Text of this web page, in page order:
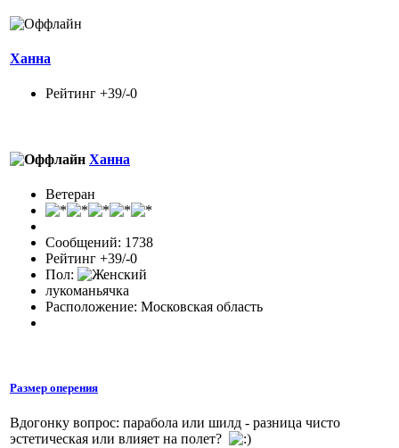
Ханна
Рейтинг +39/-0
Ханна
Ветеран
Сообщений: 1738
Рейтинг +39/-0
Пол:
лукоманьячка
Расположение: Московская область
Размер оперения
Вдогонку вопрос: парабола или шилд - разница чисто
эстетическая или влияет на полет?